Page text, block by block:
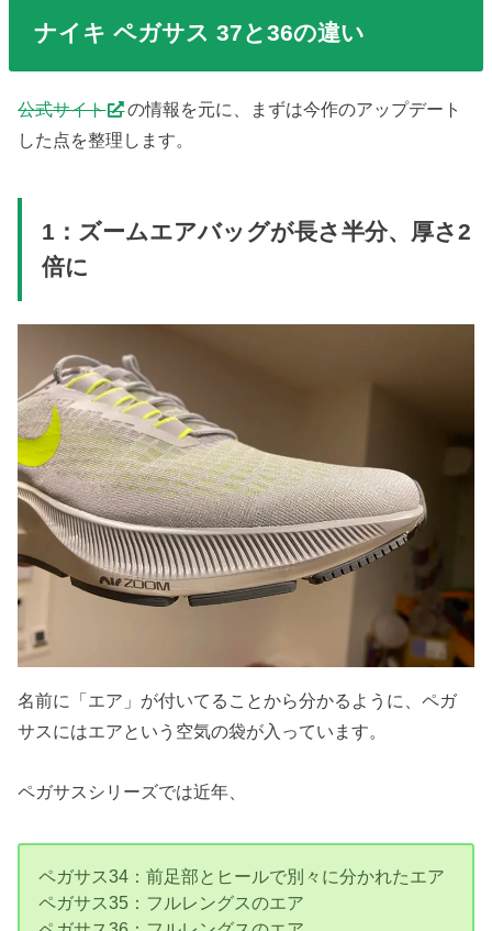
ナイキ ペガサス 37と36の違い
公式サイト
の情報を元に、まずは今作のアップデート
した点を整理します。
1：ズームエアバッグが長さ半分、厚さ2
倍に
名前に「エア」が付いてることから分かるように、ペガ
サスにはエアという空気の袋が入っています。
ペガサスシリーズでは近年、
ペガサス34：前足部とヒールで別々に分かれたエア
ペガサス35：フルレングスのエア